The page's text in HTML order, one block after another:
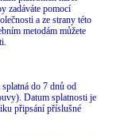
zadáváte pomocí
a ze strany této
metodám můžete
do 7 dnů od
Datum splatnosti je
připsání příslušné